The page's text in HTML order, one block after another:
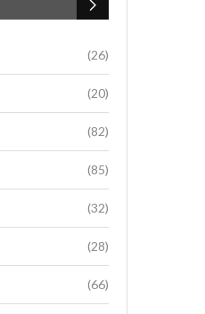
(26)
(20)
(82)
(85)
(32)
(28)
(66)